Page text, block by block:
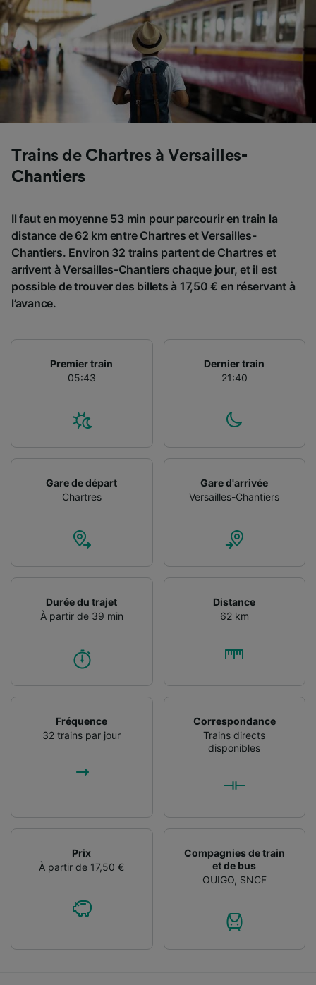
Trains de Chartres à Versailles-
Chantiers
Il faut en moyenne 53 min pour parcourir en train la
distance de 62 km entre Chartres et Versailles-
Chantiers. Environ 32 trains partent de Chartres et
arrivent à Versailles-Chantiers chaque jour, et il est
possible de trouver des billets à 17,50 € en réservant à
l’avance.
Premier train
05:43
Dernier train
21:40
Gare de départ
Chartres
Gare d'arrivée
Versailles-Chantiers
Durée du trajet
À partir de 39 min
Distance
62 km
Fréquence
32 trains par jour
Correspondance
Trains directs
disponibles
Prix
À partir de 17,50 €
Compagnies de train
et de bus
OUIGO, SNCF